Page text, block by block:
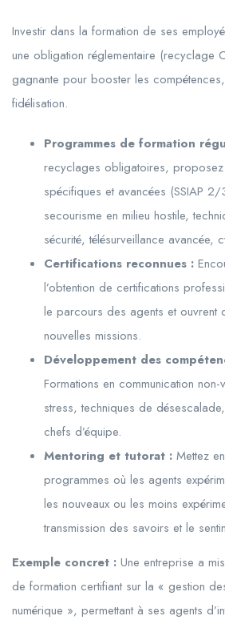
Investir dans la formation de ses
une obligation réglementaire (recyclage
gagnante pour booster les
fidélisation.
Programmes de formation
recyclages obligatoires,
spécifiques et avancées (SSIAP
secourisme en milieu hostile,
sécurité, télésurveillance avancée,
Certifications reconnues :
l’obtention de certifications
le parcours des agents et ouvrent
nouvelles missions.
Développement des
Formations en communication
stress, techniques de
chefs d’équipe.
Mentoring et tutorat : Mettez
programmes où les agents
les nouveaux ou les moins
transmission des savoirs et le
Exemple concret : Une entreprise a
de formation certifiant sur la « gestion
numérique », permettant à ses agents